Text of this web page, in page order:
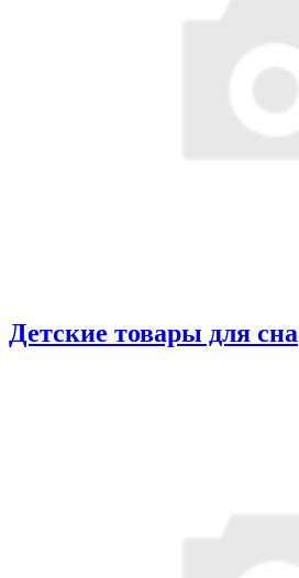
Детские товары для сна